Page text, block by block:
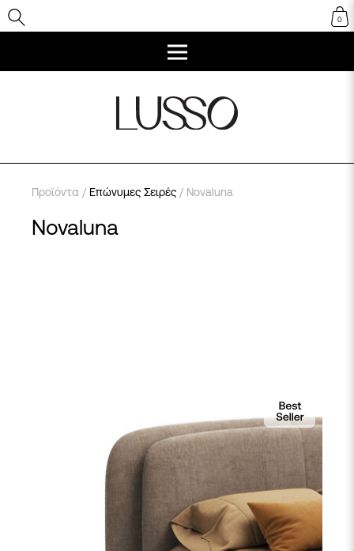
0
Προϊόντα / Επώνυμες Σειρές / Novaluna
Novaluna